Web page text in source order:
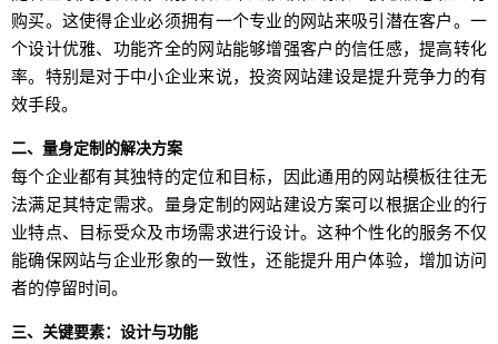
购买。这使得企业必须拥有一个专业的网站来吸引潜在客户。一
个设计优雅、功能齐全的网站能够增强客户的信任感，提高转化
率。特别是对于中小企业来说，投资网站建设是提升竞争力的有
效手段。
二、量身定制的解决方案
每个企业都有其独特的定位和目标，因此通用的网站模板往往无
法满足其特定需求。量身定制的网站建设方案可以根据企业的行
业特点、目标受众及市场需求进行设计。这种个性化的服务不仅
能确保网站与企业形象的一致性，还能提升用户体验，增加访问
者的停留时间。
三、关键要素：设计与功能